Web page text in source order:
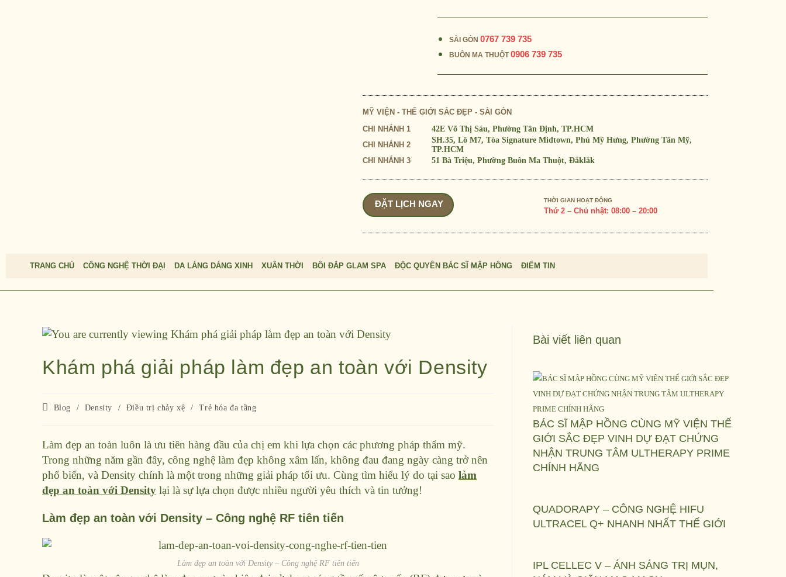
SÀI GÒN 0767 739 735
BUÔN MA THUỘT0906 739 735
MỸ VIỆN - THẾ GIỚI SẮC ĐẸP - SÀI GÒN
CHI NHÁNH 1
42E Võ Thị Sáu, Phường Tân Định, TP.HCM
CHI NHÁNH 2
SH.35, Lô M7, Tòa Signature Midtown, Phú Mỹ Hưng, Phường Tân Mỹ,
TP.HCM
CHI NHÁNH 3
51 Bà Triệu, Phường Buôn Ma Thuột, Đắklắk
ĐẶT LỊCH NGAY THỜI GIAN HOẠT ĐỘNG
Thứ 2 – Chủ nhật: 08:00 – 20:00
TRANG CHỦ CÔNG NGHỆ THỜI ĐẠI DA LÁNG DÁNG XINH XUÂN THỜI BỒI ĐẮP GLAM SPA ĐỘC QUYỀN BÁC SĨ MẬP HỒNG ĐIỂM TIN
Khám phá giải pháp làm đẹp an toàn với Density
Blog / Density / Điều trị chảy xệ / Trẻ hóa đa tầng
Làm đẹp an toàn luôn là ưu tiên hàng đầu của chị em khi lựa chọn các phương pháp thẩm mỹ.
Trong những năm gần đây, công nghệ làm đẹp không xâm lấn, không đau đang ngày càng trở nên
phổ biến, và Density chính là một trong những giải pháp tối ưu. Cùng tìm hiểu lý do tại sao làm
đẹp an toàn với Density lại là sự lựa chọn được nhiều người yêu thích và tin tưởng!
Làm đẹp an toàn với Density – Công nghệ RF tiên tiến
Làm đẹp an toàn với Density – Công nghệ RF tiên tiến
Bài viết liên quan
BÁC SĨ MẬP HỒNG CÙNG MỸ VIỆN THẾ
GIỚI SẮC ĐẸP VINH DỰ ĐẠT CHỨNG
NHẬN TRUNG TÂM ULTHERAPY PRIME
CHÍNH HÃNG
QUADORAPY – CÔNG NGHỆ HIFU
ULTRACEL Q+ NHANH NHẤT THẾ GIỚI
IPL CELLEC V – ÁNH SÁNG TRỊ MỤN,